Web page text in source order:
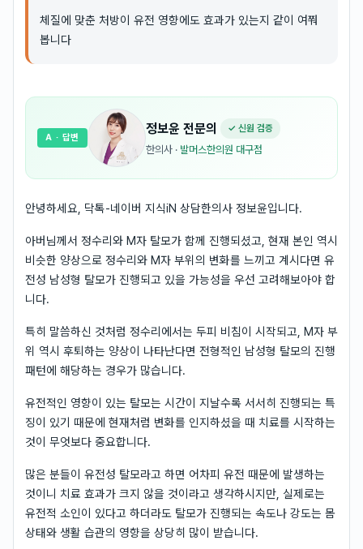
체질에 맞춘 처방이 유전 영향에도 효과가 있는지 같이 여쭤
봅니다
정보윤 전문의 ✓ 신원 검증
한의사 · 발머스한의원 대구점
A · 답변
안녕하세요, 닥톡-네이버 지식iN 상담한의사 정보윤입니다.
아버님께서 정수리와 M자 탈모가 함께 진행되셨고, 현재 본인 역시
비슷한 양상으로 정수리와 M자 부위의 변화를 느끼고 계시다면 유
전성 남성형 탈모가 진행되고 있을 가능성을 우선 고려해보아야 합
니다.
특히 말씀하신 것처럼 정수리에서는 두피 비침이 시작되고, M자 부
위 역시 후퇴하는 양상이 나타난다면 전형적인 남성형 탈모의 진행
패턴에 해당하는 경우가 많습니다.
유전적인 영향이 있는 탈모는 시간이 지날수록 서서히 진행되는 특
징이 있기 때문에 현재처럼 변화를 인지하셨을 때 치료를 시작하는
것이 무엇보다 중요합니다.
많은 분들이 유전성 탈모라고 하면 어차피 유전 때문에 발생하는
것이니 치료 효과가 크지 않을 것이라고 생각하시지만, 실제로는
유전적 소인이 있다고 하더라도 탈모가 진행되는 속도나 강도는 몸
상태와 생활 습관의 영향을 상당히 많이 받습니다.